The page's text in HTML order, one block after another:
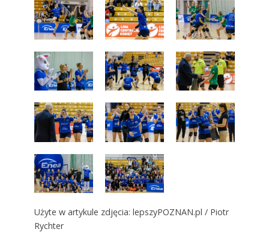
Użyte w artykule zdjęcia: lepszyPOZNAN.pl / Piotr
Rychter